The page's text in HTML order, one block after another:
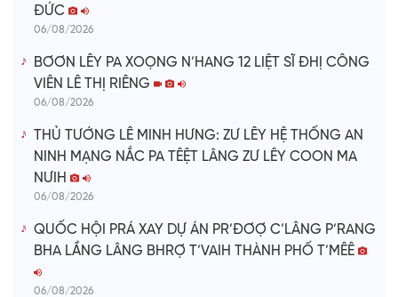
ĐỨC
06/08/2026
BƠƠN LÊY PA XOỌNG N’HANG 12 LIỆT SĨ ĐHỊ CÔNG
VIÊN LÊ THỊ RIÊNG
06/08/2026
THỦ TƯỚNG LÊ MINH HƯNG: ZƯ LÊY HỆ THỐNG AN
NINH MẠNG NẮC PA TÊỆT LÂNG ZƯ LÊY COON MA
NƯIH
06/08/2026
QUỐC HỘI PRÁ XAY DỰ ÁN PR’ĐƠỢ C’LÂNG P’RANG
BHA LẦNG LÂNG BHRỢ T’VAIH THÀNH PHỐ T’MÊÊ
06/08/2026